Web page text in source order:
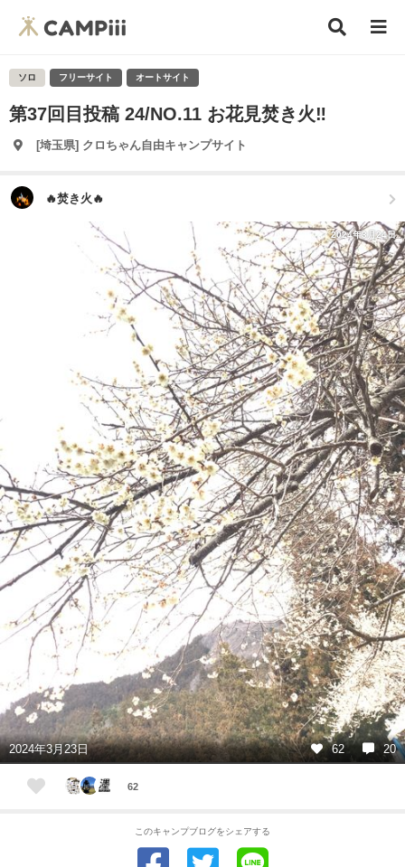
ソロ フリーサイト オートサイト
第37回目投稿 24/NO.11 お花見焚き火‼️
[埼玉県] クロちゃん自由キャンプサイト
🔥焚き火🔥
2024年3月24日
2024年3月23日 62 20
62
このキャンプブログをシェアする